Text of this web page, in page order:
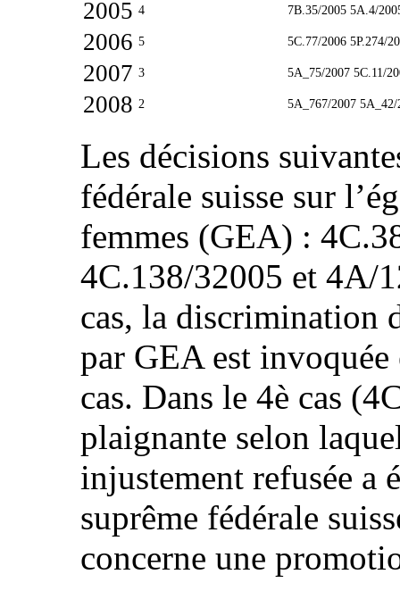
2005 4 7B.35/2005 5A.4/
2006 5 5C.77/2006 5P.274/
2007 3 5A_75/2007 5C.11/
2008 2 5A_767/2007 5A_42/
Les décisions
fédérale suisse sur
femmes (GEA) :
4C.138/32005 et 4A/
cas, la discrimination
par GEA est
cas. Dans le 4è cas
plaignante selon
injustement refusée a
suprême fédérale
concerne une